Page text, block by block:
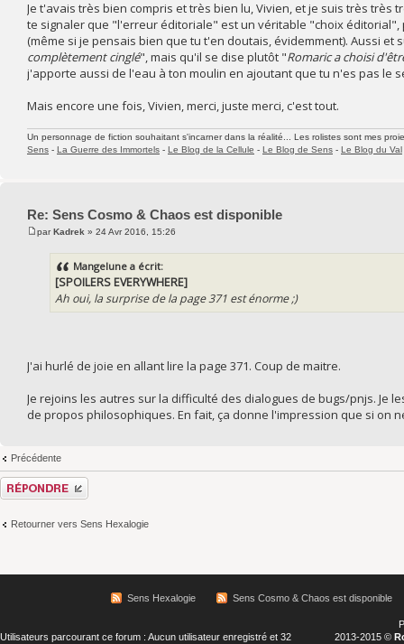
Je t'avais très bien compris et très bien lu, Vivien, et je suis très
te signaler que "l'erreur éditoriale" est un véritable "choix
(même si je pensais bien que tu t'en doutais, évidemment). Aussi
complètement cinglé", mais qu'il se dise plutôt "Romaric a choisi
j'apporte aussi de l'eau à ton moulin en ajoutant que tu n'es pas le
Mais encore une fois, Vivien, merci, juste merci, c'est tout.
Un personnage de fiction souhaitant s'incarner dans la réalité... Les rolistes sont mes
Sens - La Guerre des Immortels - Le Blog de la Cellule - Le Blog de Sens - Le Blog du Val
Re: Sens Cosmo & Chaos est disponible
parKadrek » 24 Avr 2016, 15:26
Mangelune a écrit:
[SPOILERS EVERYWHERE]
Ah oui, la surprise de la page 371 est énorme ;)
J'ai hurlé de joie en allant lire la page 371. Coup de maitre.
Je rejoins les autres sur la difficulté des dialogues de bugs/pnjs.
de propos philosophiques. En fait, ça donne l'impression que si on
Précédente
Répondre
Retourner vers Sens Hexalogie
Sens Hexalogie Sens Cosmo & Chaos est disponible
Utilisateurs parcourant ce forum : Aucun utilisateur enregistré et 32
2013-2015 ©